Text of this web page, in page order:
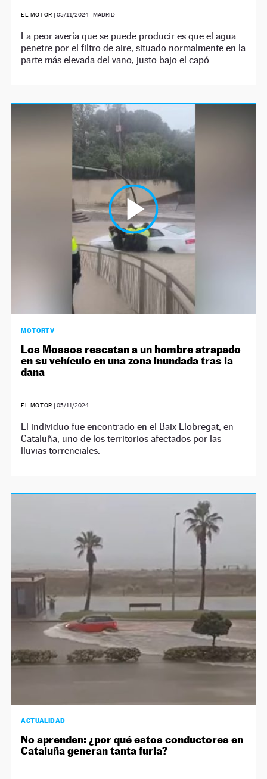
EL MOTOR | 05/11/2024| MADRID
La peor avería que se puede producir es que el agua
penetre por el filtro de aire, situado normalmente en la
parte más elevada del vano, justo bajo el capó.
MOTORTV
Los Mossos rescatan a un hombre atrapado
en su vehículo en una zona inundada tras la
dana
EL MOTOR | 05/11/2024
El individuo fue encontrado en el Baix Llobregat, en
Cataluña, uno de los territorios afectados por las
lluvias torrenciales.
ACTUALIDAD
No aprenden: ¿por qué estos conductores en
Cataluña generan tanta furia?